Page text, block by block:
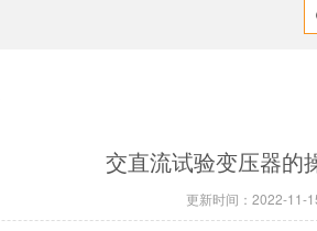
交直流试验变压器的
更新时间：2022-11-